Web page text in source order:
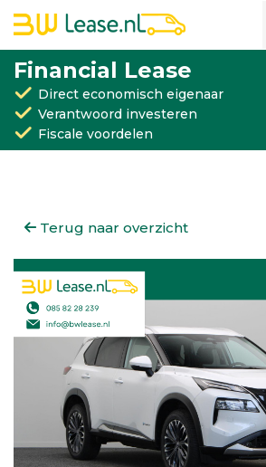
Financial Lease
Direct economisch eigenaar
Verantwoord investeren
Fiscale voordelen
Terug naar overzicht